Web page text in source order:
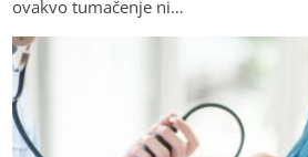
ovakvo tumačenje ni…